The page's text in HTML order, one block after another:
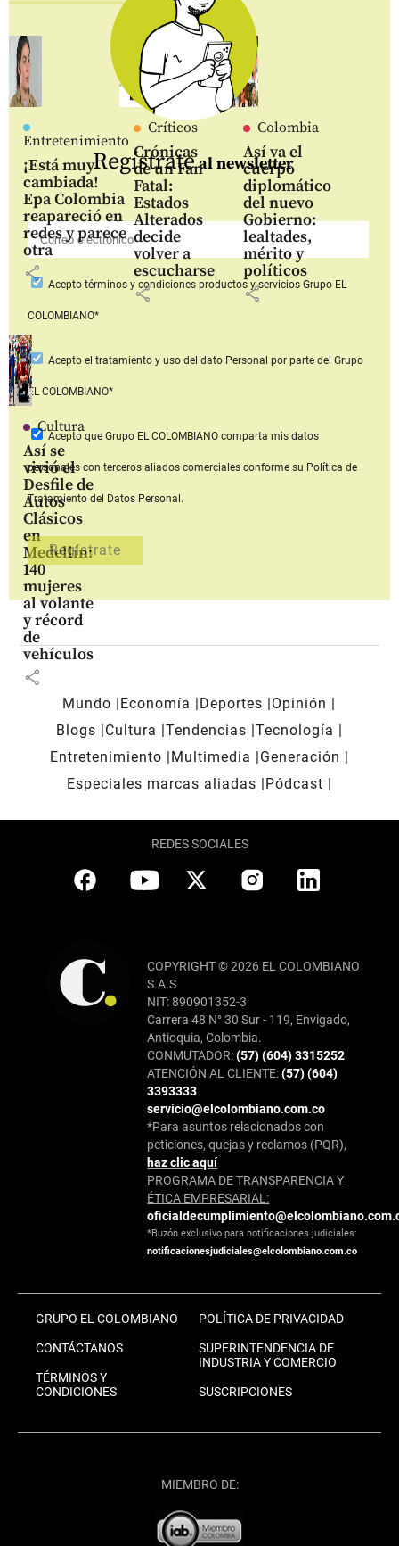
Entretenimiento
¡Está muy
cambiada!
Epa Colombia
reapareció en
redes y parece
otra
share
Críticos
Crónicas
de un Fan
Fatal:
Estados
Alterados
decide
volver a
escucharse
share
Colombia
Así va el
cuerpo
diplomático
del nuevo
Gobierno:
lealtades,
mérito y
políticos
share
Cultura
Así se
vivió el
Desfile de
Autos
Clásicos
en
Medellín:
140
mujeres
al volante
y récord
de
vehículos
share
Regístrateal newsletter
Aceptotérminos y condiciones productos y serviciosGrupo EL
COLOMBIANO*
Acepto el tratamiento y uso del dato Personal por parte del Grupo
EL COLOMBIANO*
Acepto que Grupo EL COLOMBIANOcomparta mis datos
personales con terceros aliados comerciales conforme su Política de
Tratamiento del Datos Personal.
Mundo Economía Deportes
Opinión
Blogs
Cultura Tendencias Tecnología
Entretenimiento
Multimedia
Generación
Especiales marcas aliadas
Pódcast
REDES SOCIALES
COPYRIGHT © 2026 EL COLOMBIANO
S.A.S
NIT: 890901352-3
Carrera 48 N° 30 Sur - 119, Envigado,
Antioquia, Colombia.
CONMUTADOR:(57) (604) 3315252
ATENCIÓN AL CLIENTE:(57) (604)
3393333
servicio@elcolombiano.com.co
*Para asuntos relacionados con
peticiones, quejas y reclamos (PQR),
haz clic aquí
PROGRAMA DE TRANSPARENCIA Y
ÉTICA EMPRESARIAL:
*Buzón exclusivo para notificaciones judiciales:
notificacionesjudiciales@elcolombiano.com.co
GRUPO EL COLOMBIANO
CONTÁCTANOS
TÉRMINOS Y
CONDICIONES
POLÍTICA DE PRIVACIDAD
SUPERINTENDENCIA DE
INDUSTRIA Y COMERCIO
SUSCRIPCIONES
MIEMBRO DE: